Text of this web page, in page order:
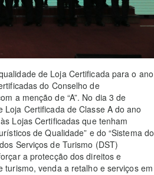
de Loja Certificada para o ano
do Conselho de
a menção de “A”. No dia 3 de
Certificada de Classe A do ano
Lojas Certificadas que tenham
de Qualidade” e do “Sistema do
Serviços de Turismo (DST)
a protecção dos direitos e
turismo, venda a retalho e serviços em